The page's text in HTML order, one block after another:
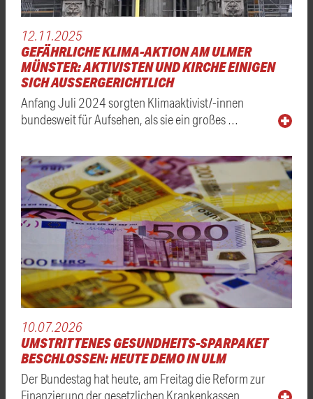
12.11.2025
GEFÄHRLICHE KLIMA-AKTION AM ULMER
MÜNSTER: AKTIVISTEN UND KIRCHE EINIGEN
SICH AUSSERGERICHTLICH
Anfang Juli 2024 sorgten Klimaaktivist/-innen
bundesweit für Aufsehen, als sie ein großes …
10.07.2026
UMSTRITTENES GESUNDHEITS-SPARPAKET
BESCHLOSSEN: HEUTE DEMO IN ULM
Der Bundestag hat heute, am Freitag die Reform zur
Finanzierung der gesetzlichen Krankenkassen …